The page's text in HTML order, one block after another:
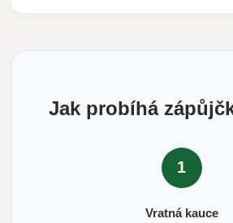
Jak probíhá
1
Vratná kauce